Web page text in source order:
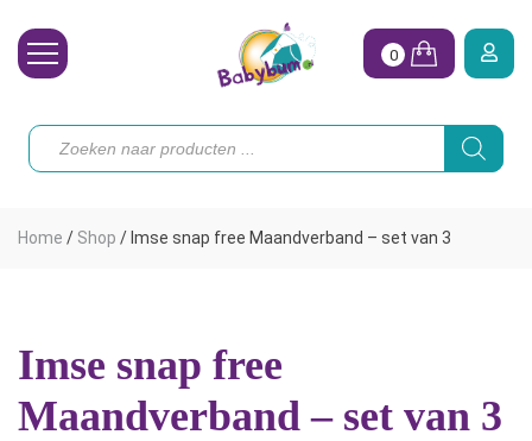
Toebehoren
Onze merken
Hoe begin ik?
0
Producten
zoeken
Home / Shop / Imse snap free Maandverband – set van 3
Imse snap free
Maandverband – set van 3